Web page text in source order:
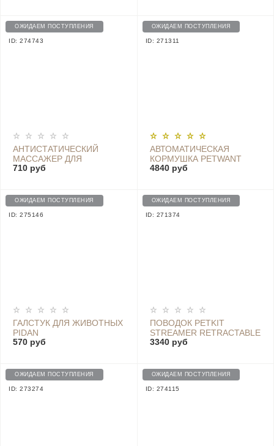
ОЖИДАЕМ ПОСТУПЛЕНИЯ
ID: 274743
АНТИСТАТИЧЕСКИЙ
МАССАЖЕР ДЛЯ
ЖИВОТНЫХ JELLYFISH
710 руб
ОЖИДАЕМ ПОСТУПЛЕНИЯ
ID: 271311
АВТОМАТИЧЕСКАЯ
КОРМУШКА PETWANT
(WET AND DRY FOOD
4840 руб
ОЖИДАЕМ ПОСТУПЛЕНИЯ
ID: 275146
ГАЛСТУК ДЛЯ ЖИВОТНЫХ
PIDAN
570 руб
ОЖИДАЕМ ПОСТУПЛЕНИЯ
ID: 271374
ПОВОДОК PETKIT
STREAMER RETRACTABLE
TRACTION ROPE, БЕЛЫЙ -
3340 руб
ОЖИДАЕМ ПОСТУПЛЕНИЯ
ID: 273274
ОЖИДАЕМ ПОСТУПЛЕНИЯ
ID: 274115